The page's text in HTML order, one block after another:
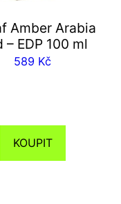
Amber Arabia
– EDP 100 ml
589 Kč
KOUPIT